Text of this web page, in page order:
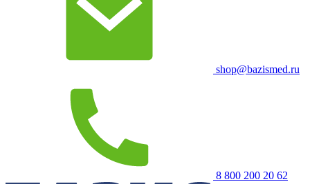
shop@bazismed.ru
8 800 200 20 62